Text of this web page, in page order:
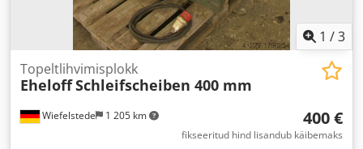
1 /3
Wiefelstede 1 205 km
Topeltlihvimisplokk
EheloffSchleifscheiben 400 mm
400 €
fikseeritud hind lisandub käibemaks